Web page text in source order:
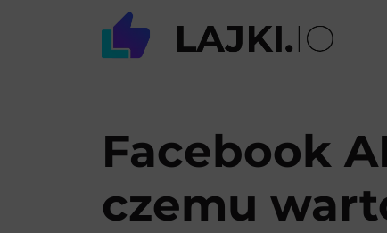
Facebook
czemu